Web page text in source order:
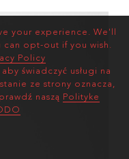
your experience. We'll
can opt-out if you wish.
Policy
świadczyć usługi na
ze strony oznacza,
naszą Polityke